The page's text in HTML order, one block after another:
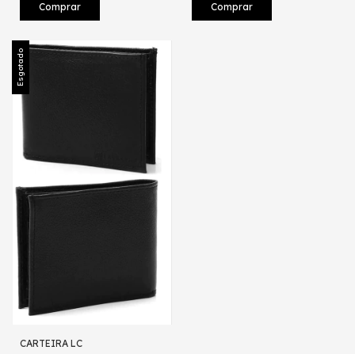
Comprar Comprar
Esgotado
CARTEIRA LC